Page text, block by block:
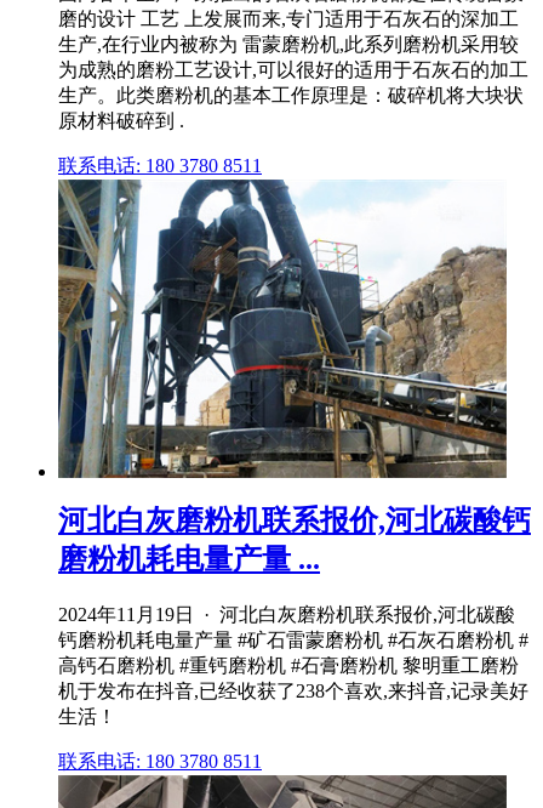
磨的设计 工艺 上发展而来,专门适用于石灰石的深加工
生产,在行业内被称为 雷蒙磨粉机,此系列磨粉机采用较
为成熟的磨粉工艺设计,可以很好的适用于石灰石的加工
生产。此类磨粉机的基本工作原理是：破碎机将大块状
原材料破碎到 .
联系电话: 180 3780 8511
河北白灰磨粉机联系报价,河北碳酸钙
磨粉机耗电量产量 ...
2024年11月19日 · 河北白灰磨粉机联系报价,河北碳酸
钙磨粉机耗电量产量 #矿石雷蒙磨粉机 #石灰石磨粉机 #
高钙石磨粉机 #重钙磨粉机 #石膏磨粉机 黎明重工磨粉
机于发布在抖音,已经收获了238个喜欢,来抖音,记录美好
生活！
联系电话: 180 3780 8511